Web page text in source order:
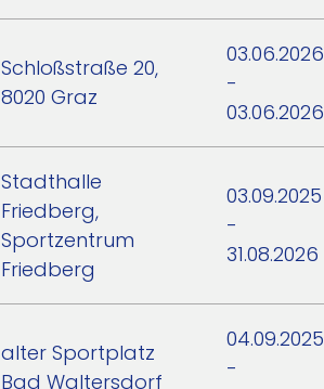
Schloßstraße 20,
8020 Graz
03.06.2026
-
03.06.2026
Stadthalle
Friedberg,
Sportzentrum
Friedberg
03.09.2025
-
31.08.2026
alter Sportplatz
Bad Waltersdorf
04.09.2025
-